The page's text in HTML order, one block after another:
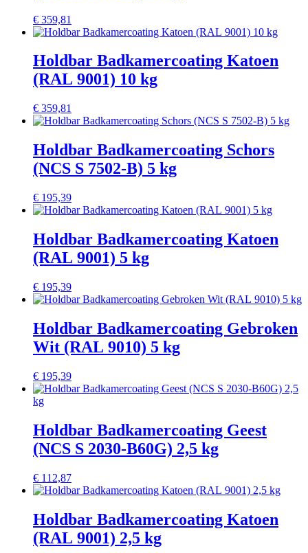
€ 359,81
Holdbar Badkamercoating Katoen
(RAL 9001) 10 kg
€ 359,81
Holdbar Badkamercoating Schors
(NCS S 7502-B) 5 kg
€ 195,39
Holdbar Badkamercoating Katoen
(RAL 9001) 5 kg
€ 195,39
Holdbar Badkamercoating Gebroken
Wit (RAL 9010) 5 kg
€ 195,39
Holdbar Badkamercoating Geest
(NCS S 2030-B60G) 2,5 kg
€ 112,87
Holdbar Badkamercoating Katoen
(RAL 9001) 2,5 kg